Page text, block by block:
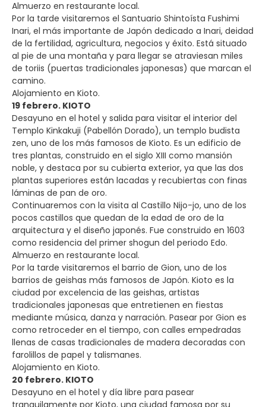
Almuerzo en restaurante local.
Por la tarde visitaremos el Santuario Shintoísta Fushimi
Inari, el más importante de Japón dedicado a Inari, deidad
de la fertilidad, agricultura, negocios y éxito. Está situado
al pie de una montaña y para llegar se atraviesan miles
de toriis (puertas tradicionales japonesas) que marcan el
camino.
Alojamiento en Kioto.
19 febrero. KIOTO
Desayuno en el hotel y salida para visitar el interior del
Templo Kinkakuji (Pabellón Dorado), un templo budista
zen, uno de los más famosos de Kioto. Es un edificio de
tres plantas, construido en el siglo XIII como mansión
noble, y destaca por su cubierta exterior, ya que las dos
plantas superiores están lacadas y recubiertas con finas
láminas de pan de oro.
Continuaremos con la visita al Castillo Nijo-jo, uno de los
pocos castillos que quedan de la edad de oro de la
arquitectura y el diseño japonés. Fue construido en 1603
como residencia del primer shogun del periodo Edo.
Almuerzo en restaurante local.
Por la tarde visitaremos el barrio de Gion, uno de los
barrios de geishas más famosos de Japón. Kioto es la
ciudad por excelencia de las geishas, artistas
tradicionales japonesas que entretienen en fiestas
mediante música, danza y narración. Pasear por Gion es
como retroceder en el tiempo, con calles empedradas
llenas de casas tradicionales de madera decoradas con
farolillos de papel y talismanes.
Alojamiento en Kioto.
20 febrero. KIOTO
Desayuno en el hotel y día libre para pasear
tranquilamente por Kioto, una ciudad famosa por su